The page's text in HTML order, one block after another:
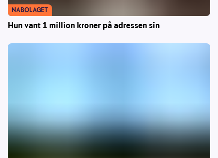
Hun vant 1 million kroner på adressen sin
NABOLAGET